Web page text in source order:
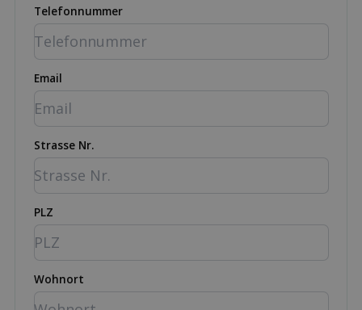
Telefonnummer
Email
Strasse Nr.
PLZ
Wohnort